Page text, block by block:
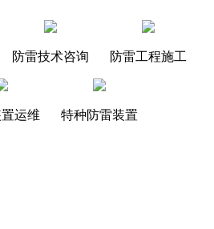
防雷技术咨询 防雷工程施工
运维 特种防雷装置